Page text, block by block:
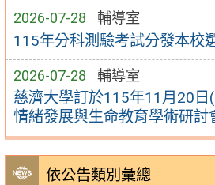
2026-07-28 輔導室
115年分科測驗考試分發本校
2026-07-28 輔導室
慈濟大學訂於115年11月20日
情緒發展與生命教育學術研討
依公告類別彙總